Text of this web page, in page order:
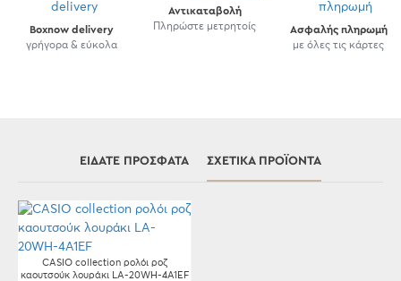
Boxnow delivery
γρήγορα & εύκολα
Αντικαταβολή
Πληρώστε μετρητοίς
Ασφαλής πληρωμή
με όλες τις κάρτες
ΕΊΔΑΤΕ ΠΡΌΣΦΑΤΑ ΣΧΕΤΙΚΆ ΠΡΟΪΌΝΤΑ
CASIO collection ρολόι ροζ
καουτσούκ λουράκι LA-20WH-4A1EF